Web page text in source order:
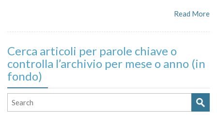
Read More
Cerca articoli per parole chiave o
controlla l’archivio per mese o anno (in
fondo)